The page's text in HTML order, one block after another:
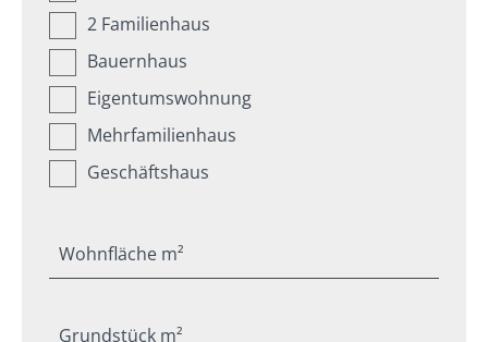
2 Familienhaus
Bauernhaus
Eigentumswohnung
Mehrfamilienhaus
Geschäftshaus
Wohnfläche m²
Grundstück m²